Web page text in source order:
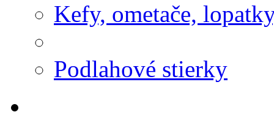
Kefy, ometače,
Podlahové stierky